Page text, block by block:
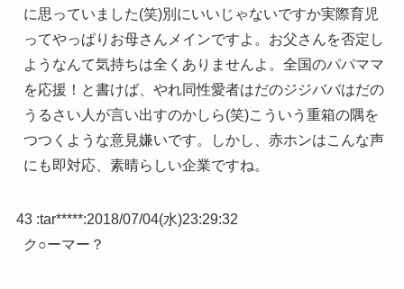
に思っていました(笑)別にいいじゃないですか実際育児
ってやっぱりお母さんメインですよ。お父さんを否定し
ようなんて気持ちは全くありませんよ。全国のパパママ
を応援！と書けば、やれ同性愛者はだのジジババはだの
うるさい人が言い出すのかしら(笑)こういう重箱の隅を
つつくような意見嫌いです。しかし、赤ホンはこんな声
にも即対応、素晴らしい企業ですね。
43 :tar*****:2018/07/04(水)23:29:32
ク○ーマー？